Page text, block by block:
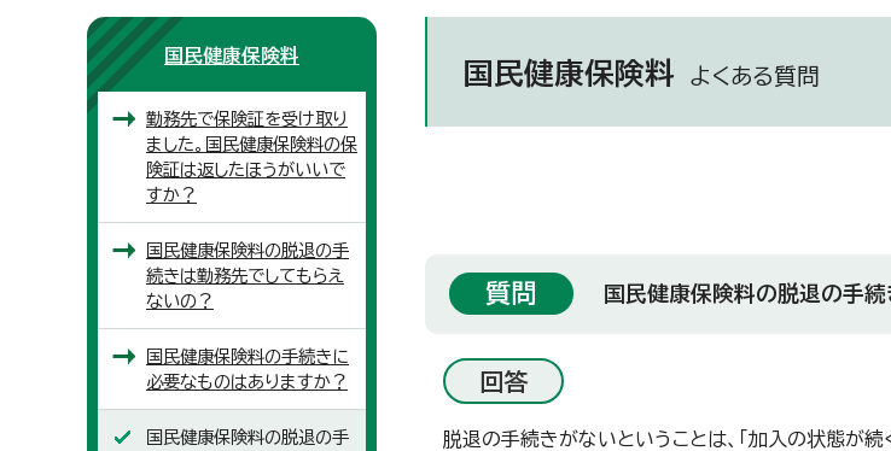
国民健康保険料 よくある質問
質問 国民健康保険料の脱退の手続
回答
脱退の手続きがないということは、「加入の状態が続
国民健康保険料
勤務先で保険証を受け取り
ました。国民健康保険料の保
険証は返したほうがいいで
すか？
国民健康保険料の脱退の手
続きは勤務先でしてもらえ
ないの？
国民健康保険料の手続きに
必要なものはありますか？
国民健康保険料の脱退の手